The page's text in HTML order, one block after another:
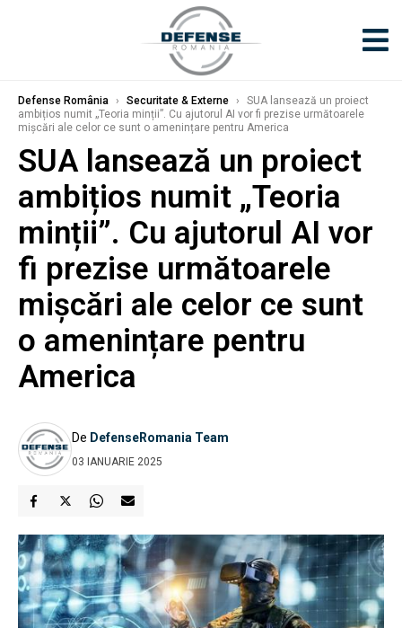
Defense România › Securitate & Externe ›
SUA lansează un proiect
ambițios numit „Teoria minții”. Cu ajutorul AI vor fi prezise următoarele
mișcări ale celor ce sunt o amenințare pentru America
SUA lansează un proiect
ambițios numit „Teoria
minții”. Cu ajutorul AI vor
fi prezise următoarele
mișcări ale celor ce sunt
o amenințare pentru
America
De DefenseRomania Team
03 IANUARIE 2025